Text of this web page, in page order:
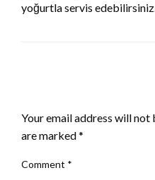
yoğurtla servis
Your email address will not
are marked*
Comment *